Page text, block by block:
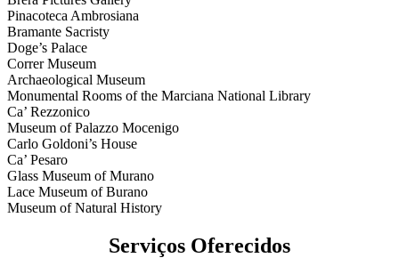
Pinacoteca Ambrosiana
Bramante Sacristy
Doge’s Palace
Correr Museum
Archaeological Museum
Monumental Rooms of the Marciana National Library
Ca’ Rezzonico
Museum of Palazzo Mocenigo
Carlo Goldoni’s House
Ca’ Pesaro
Glass Museum of Murano
Lace Museum of Burano
Museum of Natural History
Serviços Oferecidos